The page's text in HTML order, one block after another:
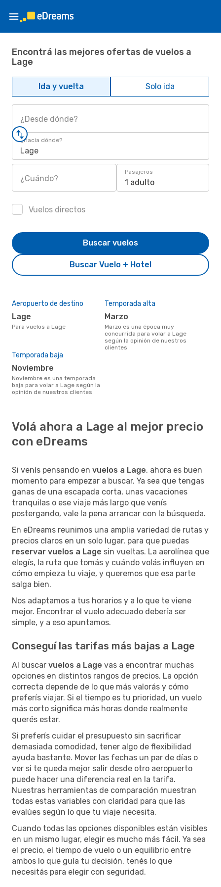
Encontrá las mejores ofertas de vuelos a
Lage
Ida y vuelta Solo ida
¿Desde dónde?
¿Hacia dónde?
Lage
¿Cuándo?
Pasajeros
1 adulto
Vuelos directos
Buscar Vuelo + Hotel
Buscar vuelos
Aeropuerto de destino
Lage
Para vuelos a Lage
Temporada alta
marzo
marzo es una época muy
concurrida para volar a Lage
según la opinión de nuestros
clientes
Temporada baja
noviembre
noviembre es una temporada
baja para volar a Lage según la
opinión de nuestros clientes
Volá ahora a Lage al mejor precio
con eDreams
Si venís pensando en vuelos a Lage, ahora es buen
momento para empezar a buscar. Ya sea que tengas
ganas de una escapada corta, unas vacaciones
tranquilas o ese viaje más largo que venís
postergando, vale la pena arrancar con la búsqueda.
En eDreams reunimos una amplia variedad de rutas y
precios claros en un solo lugar, para que puedas
reservar vuelos a Lage sin vueltas. La aerolínea que
elegís, la ruta que tomás y cuándo volás influyen en
cómo empieza tu viaje, y queremos que esa parte
salga bien.
Nos adaptamos a tus horarios y a lo que te viene
mejor. Encontrar el vuelo adecuado debería ser
simple, y a eso apuntamos.
Conseguí las tarifas más bajas a Lage
Al buscar vuelos a Lage vas a encontrar muchas
opciones en distintos rangos de precios. La opción
correcta depende de lo que más valorás y cómo
preferís viajar. Si el tiempo es tu prioridad, un vuelo
más corto significa más horas donde realmente
querés estar.
Si preferís cuidar el presupuesto sin sacrificar
demasiada comodidad, tener algo de flexibilidad
ayuda bastante. Mover las fechas un par de días o
ver si te queda mejor salir desde otro aeropuerto
puede hacer una diferencia real en la tarifa.
Nuestras herramientas de comparación muestran
todas estas variables con claridad para que las
evalúes según lo que tu viaje necesita.
Cuando todas las opciones disponibles están visibles
en un mismo lugar, elegir es mucho más fácil. Ya sea
el precio, el tiempo de vuelo o un equilibrio entre
ambos lo que guía tu decisión, tenés lo que
necesitás para elegir con seguridad.